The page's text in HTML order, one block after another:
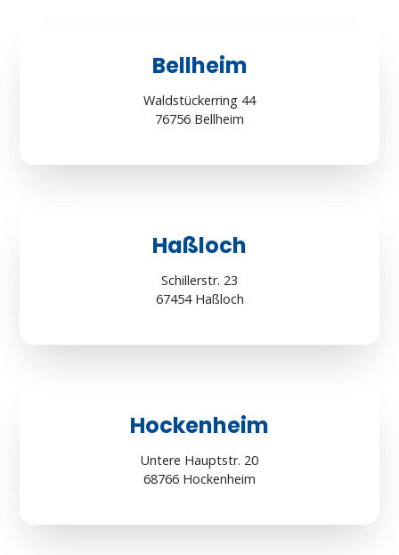
Bellheim
Waldstückerring 44
76756 Bellheim
Haßloch
Schillerstr. 23
67454 Haßloch
Hockenheim
Untere Hauptstr. 20
68766 Hockenheim